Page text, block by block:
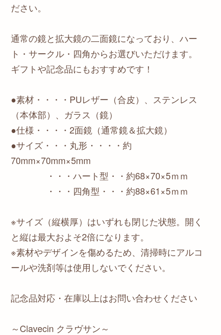
ださい。
通常の鏡と拡大鏡の二面鏡になっており、ハー
ト・サークル・四角からお選びいただけます。
ギフトや記念品にもおすすめです！
●素材・・・・PUレザー（合皮）、ステンレス
（本体部）、ガラス（鏡）
●仕様・・・・2面鏡（通常鏡＆拡大鏡）
●サイズ・・・丸形・・・・約
70mm×70mm×5mm
・・・ハート型・・約68×70×5ｍｍ
・・・四角型・・・約88×61×5ｍｍ
※サイズ（縦横厚）はいずれも閉じた状態。開く
と縦は最大およそ2倍になります。
※素材やデザインを傷めるため、清掃時にアルコ
ールや洗剤等は使用しないでください。
記念品対応・在庫以上はお問い合わせください
～Clavecin クラヴサン～